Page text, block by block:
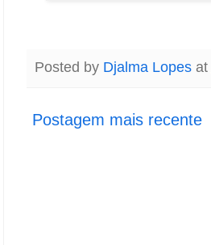
Posted by Djalma Lopes at
Postagem mais recente